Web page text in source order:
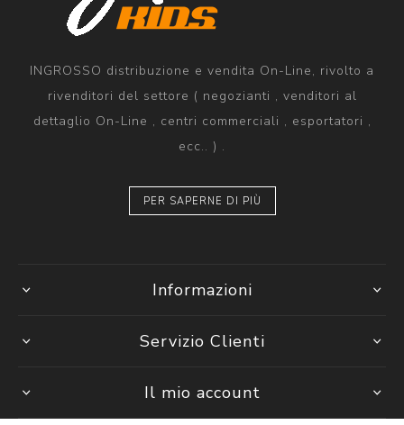
INGROSSO distribuzione e vendita On-Line, rivolto a
rivenditori del settore ( negozianti , venditori al
dettaglio On-Line , centri commerciali , esportatori ,
ecc.. ) .
PER SAPERNE DI PIÙ
Informazioni
Servizio Clienti
Il mio account